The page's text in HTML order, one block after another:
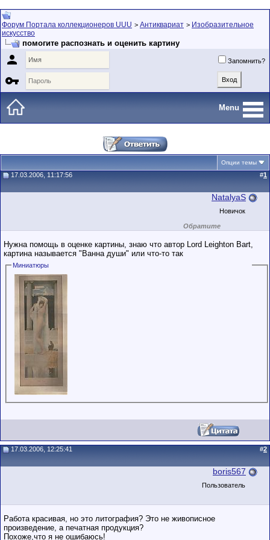
Форум Портала коллекционеров UUU > Антиквариат > Изобразительное
искусство
помогите распознать и оценить картину
 Запомнить?

Menu
Опции темы
17.03.2006, 11:17:56 #1
NatalyaS
Новичок
Обратите
внимание на
маленький стаж
пользователя на
Нужна помощь в оценке картины, знаю что автор Lord Leighton Bart,
картина называется "Ванна души" или что-то так
Миниатюры
17.03.2006, 12:25:41 #2
boris567
Пользователь
Работа красивая, но это литография? Это не живописное
произведение, а печатная продукция?
Похоже,что я не ошибаюсь!